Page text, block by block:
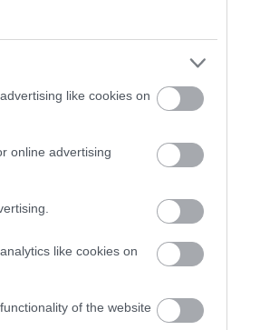
like cookies on
online advertising
like cookies on
of the website
Behemoth (1
Bella Perron
Besnyő Gabi
album (1)
The Matrix
Binder Laura
zavar (1)
) Blackguard
Black Anima
matter (1
Black X-mas
Bloodstock
Bologna (1
70) borítókép